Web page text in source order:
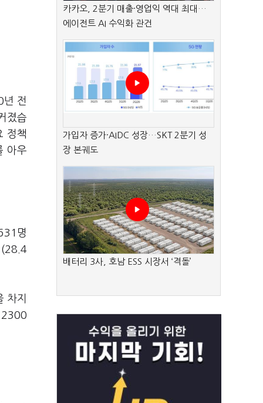
전
졌습
정책
아우
명
(28.4
차지
2300
카카오, 2분기 매출·영업익 역대 최대…
에이전트 AI 수익화 관건
가입자 증가·AIDC 성장…SKT 2분기 성
장 본궤도
배터리 3사, 호남 ESS 시장서 ‘격돌’